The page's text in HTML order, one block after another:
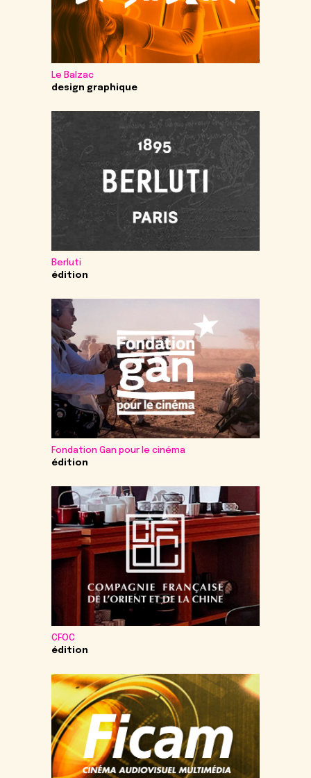
Le Balzac
design graphique
Berluti
édition
Fondation Gan pour le cinéma
édition
CFOC
édition